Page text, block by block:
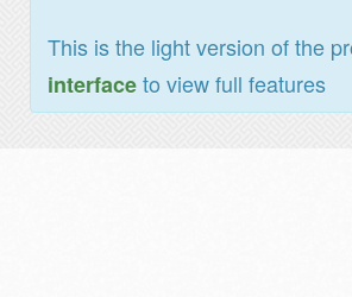
This is the light version of the
interfaceto view full features